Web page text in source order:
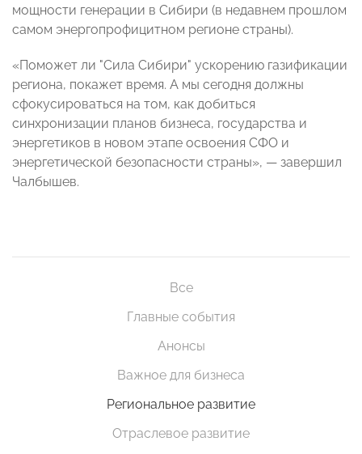
мощности генерации в Сибири (в недавнем прошлом
самом энергопрофицитном регионе страны).
«Поможет ли "Сила Сибири" ускорению газификации
региона, покажет время. А мы сегодня должны
сфокусироваться на том, как добиться
синхронизации планов бизнеса, государства и
энергетиков в новом этапе освоения СФО и
энергетической безопасности страны», — завершил
Чалбышев.
Все
Главные события
Анонсы
Важное для бизнеса
Региональное развитие
Отраслевое развитие